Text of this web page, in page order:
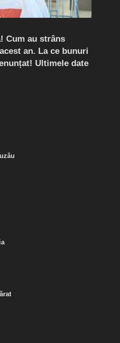
Cum au strâns
an. La ce bunuri
Ultimele date